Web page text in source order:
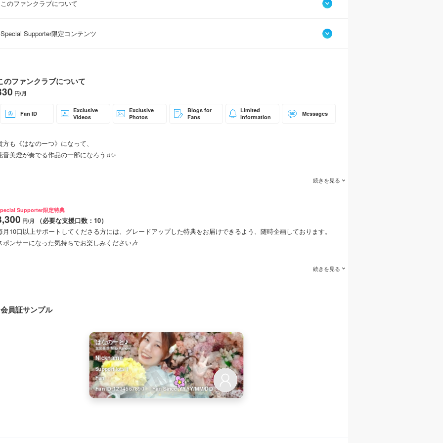
このファンクラブについて
Special Supporter限定コンテンツ
のファンクラブについて
円/月
Fan ID
Exclusive
Videos
Exclusive
Photos
Blogs for
Fans
Limited
information
Messages
方も《はなのーつ》になって、
音美燈が奏でる作品の一部になろう♫✨
なぁという思いを込めて、この呼び方にさせていただきました🎶
主な特典】
デジタル会員証の付与
「花と星のものがたり雑貨店」送料無料クーポン(※200円まで/月1回)
お申込みをすると、「バースデーカード&花音美燈ソロチェキ」をプレゼント🎁）
限定記事へのコメント全レスお約束！
メッセージでの個人的やりとり可能💌SNSでのDMも、アカウントが認知できていれば可能です✨（一日の中
の返信数は、可能な限りの対応とさせていただきますのでご了承ください）
リクエスト受付・ご意見随時募集(はなのーつの皆様のご意見を参考にさせていただきます…！皆様はスポンサー様
もありますので、企画へのご意見も大歓迎◎)
続きを見る
Supporter限定特典
円/月
（必要な支援口数：10）
月10口以上サポートしてくださる方には、グレードアップした特典をお届けできるよう、随時企画しております。
ポンサーになった気持ちでお楽しみください🎶
各所へのクレジット掲載（希望制）
ラジオ「花音美燈のキラメキリウム」
Special Supporer様限定記事内にて、都度ご案内をいたします。）
デジタル版「3年10組学級通信」の配布（作成月のみ）
続きを見る
会員証サンプル
はなのーと♪
花音美燈 Mito Kanon
Nickname
Support lots 1
Fan
1234567890 YYYY/MM/DD
SAMPLE